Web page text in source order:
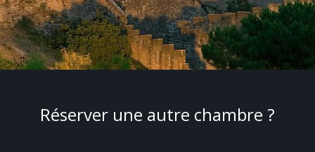
Réserver une autre chambre ?